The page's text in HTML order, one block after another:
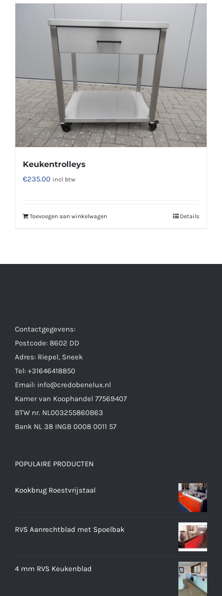
Keukentrolleys
€235.00 incl btw
Toevoegen aan winkelwagen Details
Contactgegevens:
Postcode: 8602 DD
Adres: Riepel, Sneek
Tel: +31646418850
Email: info@credobenelux.nl
Kamer van Koophandel 77569407
BTW nr. NL003255860B63
Bank NL 38 INGB 0008 0011 57
POPULAIRE PRODUCTEN
Kookbrug Roestvrijstaal
RVS Aanrechtblad met Spoelbak
4 mm RVS Keukenblad